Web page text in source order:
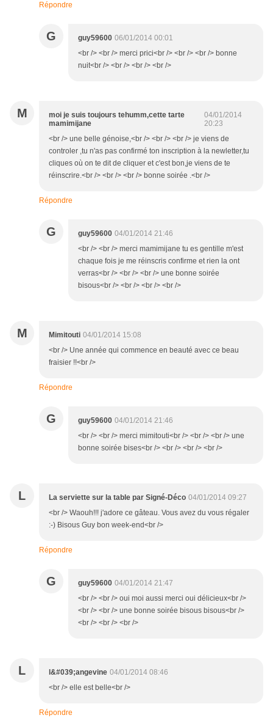
Répondre
G guy59600 06/01/2014 00:01
<br /> <br /> merci prici<br /> <br /> <br /> bonne
nuit<br /> <br /> <br /> <br />
M
moi je suis toujours tehumm,cette tarte
mamimijane
04/01/2014
20:23
<br /> une belle génoise,<br /> <br /> <br /> je viens de
controler ,tu n'as pas confirmé ton inscription à la newletter,tu
cliques où on te dit de cliquer et c'est bon,je viens de te
réinscrire.<br /> <br /> <br /> bonne soirée .<br />
Répondre
G guy59600 04/01/2014 21:46
<br /> <br /> merci mamimijane tu es gentille m'est
chaque fois je me réinscris confirme et rien la ont
verras<br /> <br /> <br /> une bonne soirée
bisous<br /> <br /> <br /> <br />
M Mimitouti 04/01/2014 15:08
<br /> Une année qui commence en beauté avec ce beau
fraisier !!<br />
Répondre
G guy59600 04/01/2014 21:46
<br /> <br /> merci mimitouti<br /> <br /> <br /> une
bonne soirée bises<br /> <br /> <br /> <br />
L La serviette sur la table par Signé-Déco 04/01/2014 09:27
<br /> Waouh!!! j'adore ce gâteau. Vous avez du vous régaler
:-) Bisous Guy bon week-end<br />
Répondre
G guy59600 04/01/2014 21:47
<br /> <br /> oui moi aussi merci oui délicieux<br />
<br /> <br /> une bonne soirée bisous bisous<br />
<br /> <br /> <br />
L l&#039;angevine 04/01/2014 08:46
<br /> elle est belle<br />
Répondre